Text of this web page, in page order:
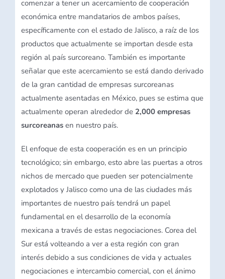
comenzar a tener un acercamiento de cooperación
económica entre mandatarios de ambos países,
específicamente con el estado de Jalisco, a raíz de los
productos que actualmente se importan desde esta
región al país surcoreano. También es importante
señalar que este acercamiento se está dando derivado
de la gran cantidad de empresas surcoreanas
actualmente asentadas en México, pues se estima que
actualmente operan alrededor de 2,000 empresas
surcoreanasen nuestro país.
El enfoque de esta cooperación es en un principio
tecnológico; sin embargo, esto abre las puertas a otros
nichos de mercado que pueden ser potencialmente
explotados y Jalisco como una de las ciudades más
importantes de nuestro país tendrá un papel
fundamental en el desarrollo de la economía
mexicana a través de estas negociaciones. Corea del
Sur está volteando a ver a esta región con gran
interés debido a sus condiciones de vida y actuales
negociaciones e intercambio comercial, con el ánimo